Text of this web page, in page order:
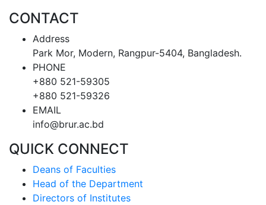
CONTACT
Address
Park Mor, Modern, Rangpur-5404, Bangladesh.
PHONE
+880 521-59305
+880 521-59326
EMAIL
info@brur.ac.bd
QUICK CONNECT
Deans of Faculties
Head of the Department
Directors of Institutes